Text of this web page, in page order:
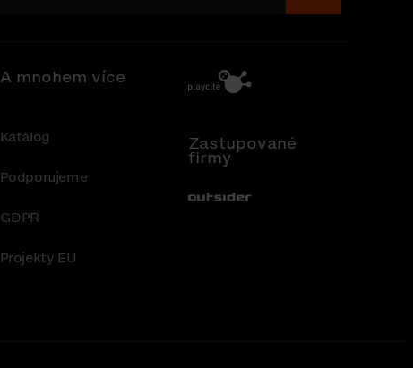
A mnohem více
Katalog
Podporujeme
GDPR
Projekty EU
Zastupované
firmy
Out-Sider